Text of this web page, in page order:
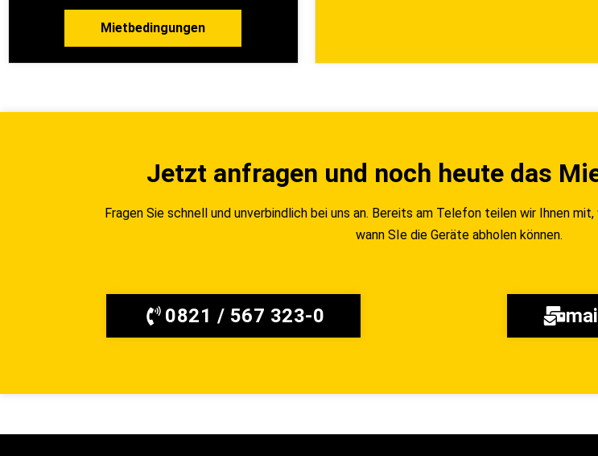
Mietbedingungen
Jetzt anfragen und noch heute das
Fragen Sie schnell und unverbindlich bei uns an. Bereits am Telefon teilen wir Ihnen
wann SIe die Geräte abholen können.
0821 / 567 323-0